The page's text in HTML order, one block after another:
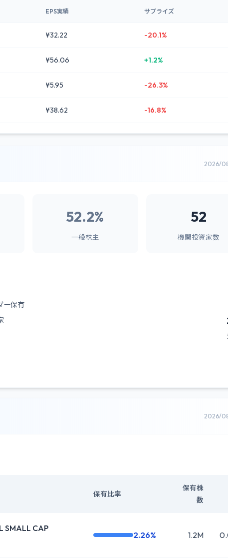
EPS実績 サプライズ
¥32.22 -20.1%
¥56.06 +1.2%
¥5.95 -26.3%
¥38.62 -16.8%
2026/
52.2%
一般株主
52
機関投資家数
ー保有
2026/
保有比率
保有株
数
SMALL CAP
2.26% 1.2M